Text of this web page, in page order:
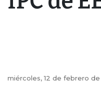
miércoles, 12 de febrero